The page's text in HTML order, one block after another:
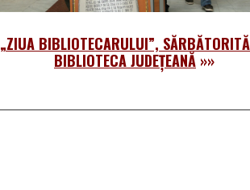
„ZIUA BIBLIOTECARULUI”,
BIBLIOTECA JUDEȚEANĂ »»